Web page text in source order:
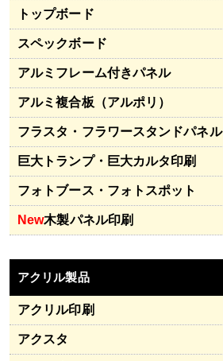
トップボード
スペックボード
アルミフレーム付きパネル
アルミ複合板（アルポリ）
フラスタ・フラワースタンドパネル
巨大トランプ・巨大カルタ印刷
フォトブース・フォトスポット
New木製パネル印刷
アクリル製品
アクリル印刷
アクスタ